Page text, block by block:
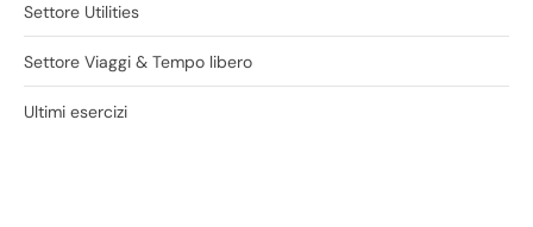
Settore Utilities
Settore Viaggi & Tempo libero
Ultimi esercizi